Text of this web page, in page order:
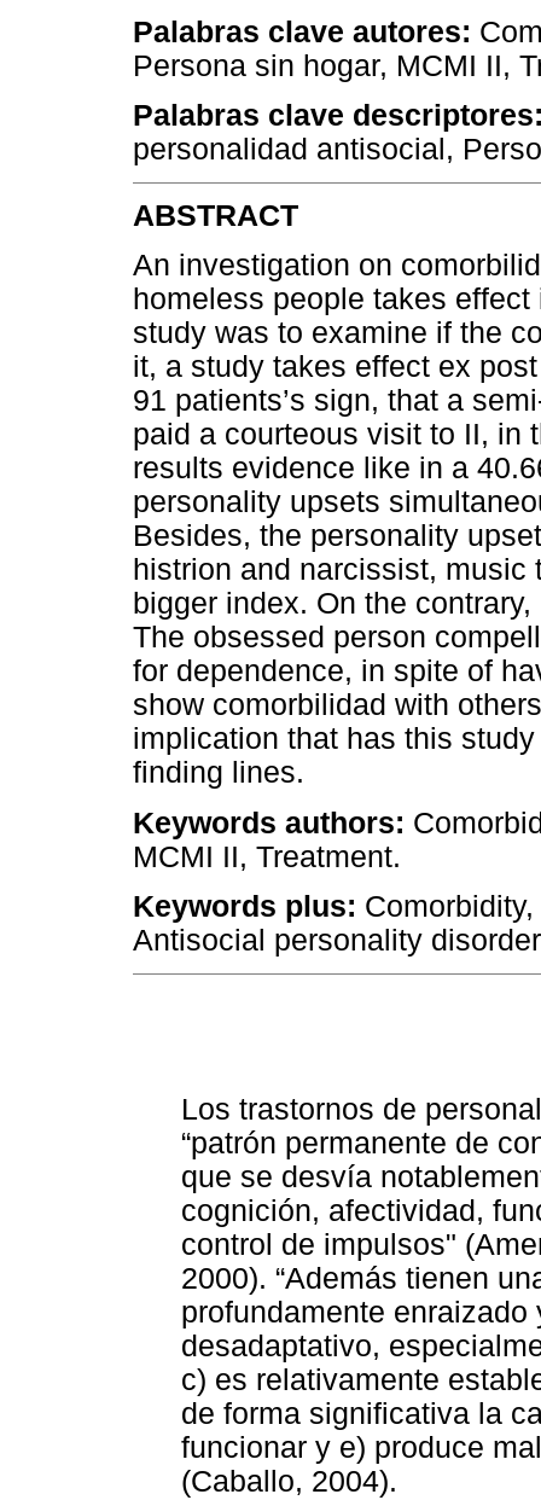
Palabras clave autores:
Persona sin hogar, MCMI II,
Palabras clave
personalidad antisocial,
ABSTRACT
An investigation on
homeless people takes
study was to examine if the
it, a study takes effect ex
91 patients’s sign, that a
paid a courteous visit to II, in
results evidence like in a
personality upsets
Besides, the personality
histrion and narcissist, music
bigger index. On the
The obsessed person
for dependence, in spite of
show comorbilidad with
implication that has this
finding lines.
Keywords authors:
MCMI II, Treatment.
Keywords plus:
Antisocial personality
Los trastornos de
“patrón permanente de
que se desvía
cognición, afectividad,
control de impulsos"
2000). “Además tienen
profundamente
desadaptativo,
c) es relativamente
de forma significativa la
funcionar y e) produce
(Caballo, 2004).